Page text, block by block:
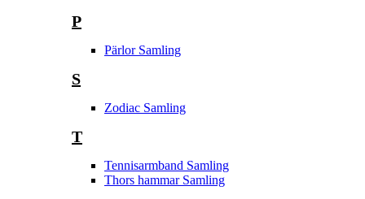
P
Pärlor Samling
S
Zodiac Samling
T
Tennisarmband Samling
Thors hammar Samling